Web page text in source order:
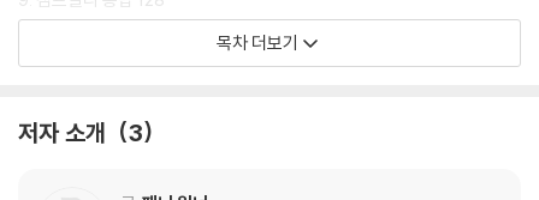
10. 귀신 들린 호텔 138
목차 더보기
저자 소개 3